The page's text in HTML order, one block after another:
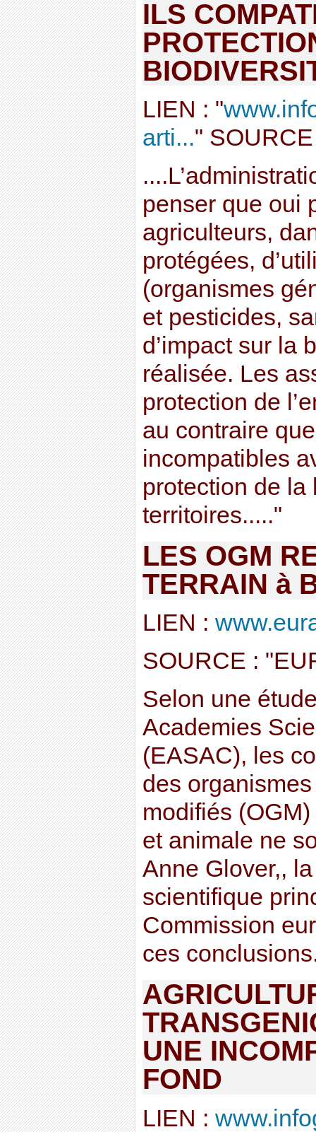
ILS
LIEN : "
arti..."
penser que oui
agriculteurs,
protégées,
(organismes
et pesticides,
d’impact sur la
réalisée. Les
protection de
au contraire
incompatibles
protection de la
territoires....."
LES OGM
TERRAIN à
LIEN :
SOURCE :
Selon une
Academies
(EASAC), les
des
modifiés
et animale ne
Anne Glover,,
scientifique
Commission
ces
UNE
FOND
LIEN :